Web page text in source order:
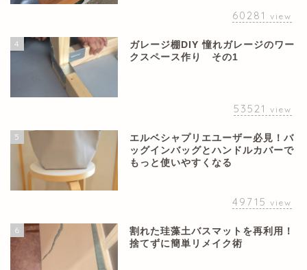
60281 view
4
ガレージ棚DIY 憧れガレージのワー
クスペース作り その1
53521 view
5
エルベシャプリエユーザー必見！バ
ッグインバッグとハンドルカバーで
もっと使いやすくなる
49715 view
6
割れた珪藻土バスマットを再利用！
捨てずに簡単リメイク術